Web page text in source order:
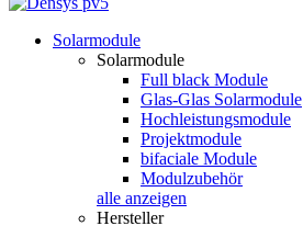
Solarmodule
Solarmodule
Full black Module
Glas-Glas Solarmodule
Hochleistungsmodule
Projektmodule
bifaciale Module
Modulzubehör
alle anzeigen
Hersteller